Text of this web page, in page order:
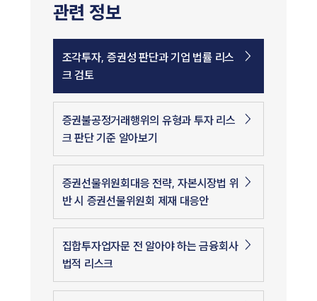
관련 정보
조각투자, 증권성 판단과 기업 법률 리스
크 검토
증권불공정거래행위의 유형과 투자 리스
크 판단 기준 알아보기
증권선물위원회대응 전략, 자본시장법 위
반 시 증권선물위원회 제재 대응안
집합투자업자문 전 알아야 하는 금융회사
법적 리스크